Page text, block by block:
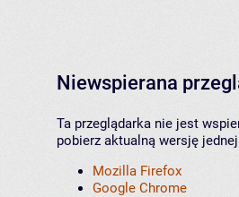
Niewspierana
Ta przeglądarka nie jest
pobierz aktualną wersję
Mozilla Firefox
Google Chrome